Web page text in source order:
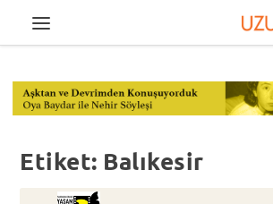
Etiket: Balıkesir